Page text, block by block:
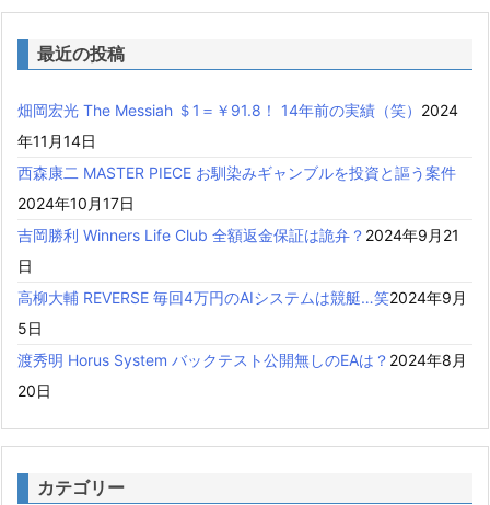
最近の投稿
畑岡宏光 The Messiah ＄1＝￥91.8！ 14年前の実績（笑） 2024
年11月14日
西森康二 MASTER PIECE お馴染みギャンブルを投資と謳う案件
2024年10月17日
吉岡勝利 Winners Life Club 全額返金保証は詭弁？ 2024年9月21
日
高柳大輔 REVERSE 毎回4万円のAIシステムは競艇…笑2024年9月
5日
渡秀明 Horus System バックテスト公開無しのEAは？ 2024年8月
20日
カテゴリー